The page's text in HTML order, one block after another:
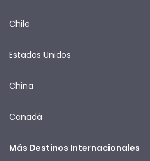
Chile
Estados Unidos
China
Canadá
Más Destinos Internacionales